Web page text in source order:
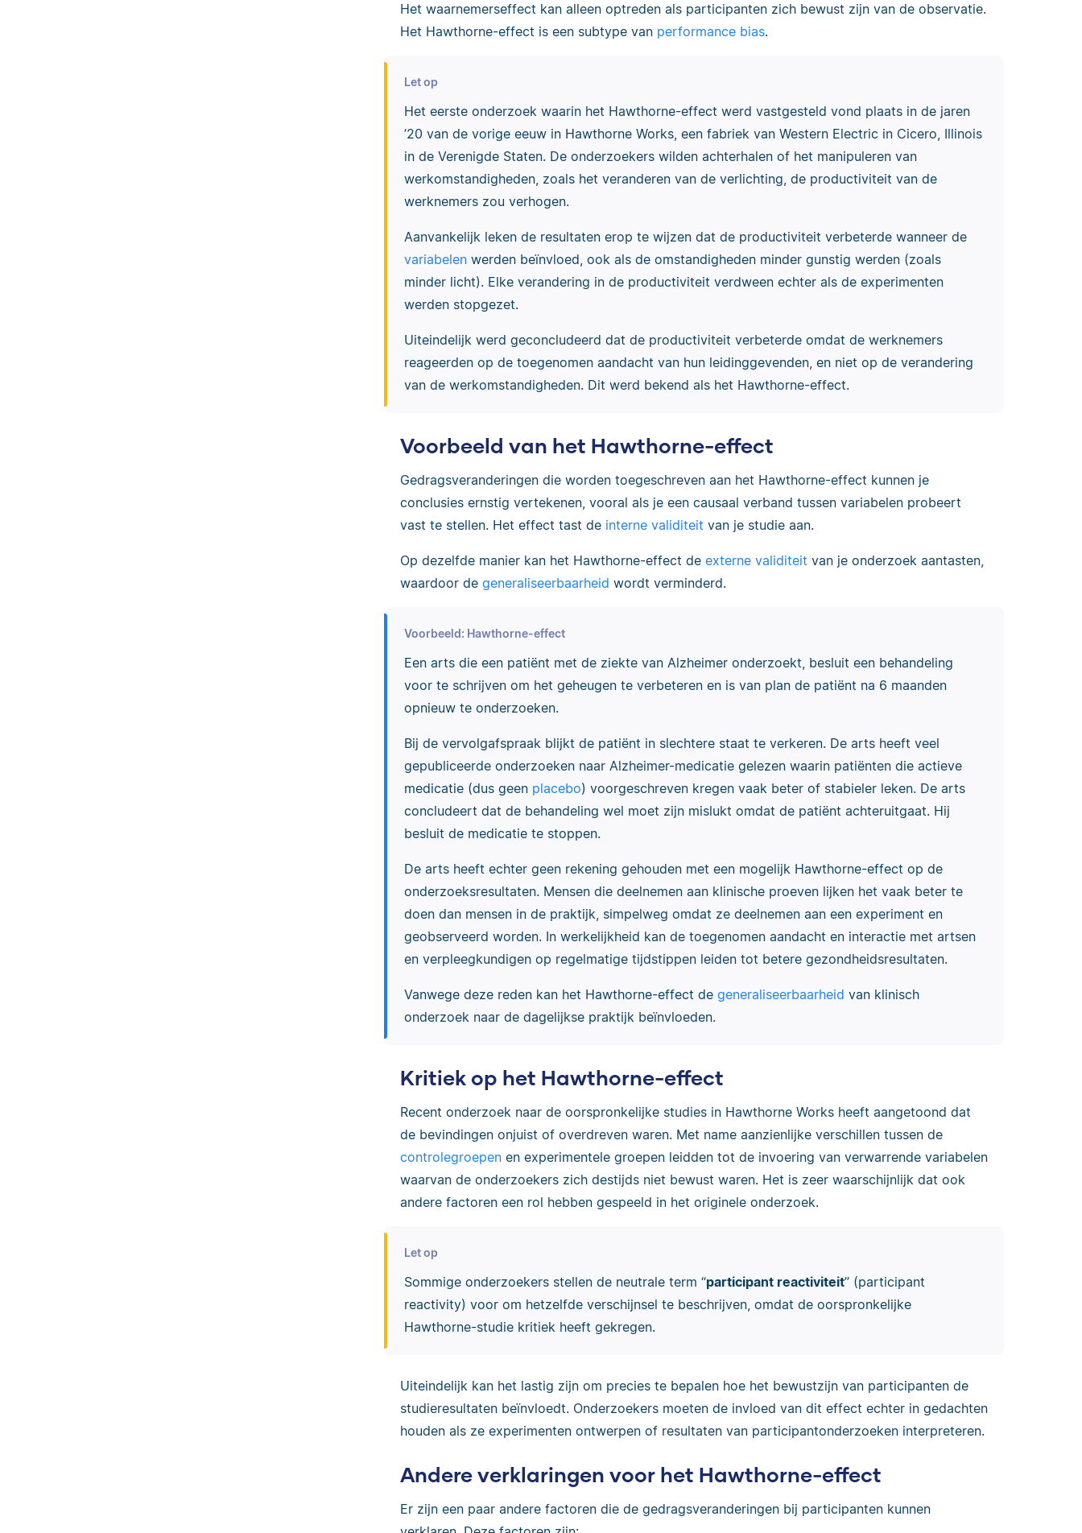
Het waarnemerseffect kan alleen optreden als participanten zich bewust zijn van de observatie.
Het Hawthorne-effect is een subtype van performance bias.
Let op
Het eerste onderzoek waarin het Hawthorne-effect werd vastgesteld vond plaats in de jaren
’20 van de vorige eeuw in Hawthorne Works, een fabriek van Western Electric in Cicero, Illinois
in de Verenigde Staten. De onderzoekers wilden achterhalen of het manipuleren van
werkomstandigheden, zoals het veranderen van de verlichting, de productiviteit van de
werknemers zou verhogen.
Aanvankelijk leken de resultaten erop te wijzen dat de productiviteit verbeterde wanneer de
variabelenwerden beïnvloed, ook als de omstandigheden minder gunstig werden (zoals
minder licht). Elke verandering in de productiviteit verdween echter als de experimenten
werden stopgezet.
Uiteindelijk werd geconcludeerd dat de productiviteit verbeterde omdat de werknemers
reageerden op de toegenomen aandacht van hun leidinggevenden, en niet op de verandering
van de werkomstandigheden. Dit werd bekend als het Hawthorne-effect.
Voorbeeld van het Hawthorne-effect
Gedragsveranderingen die worden toegeschreven aan het Hawthorne-effect kunnen je
conclusies ernstig vertekenen, vooral als je een causaal verband tussen variabelen probeert
vast te stellen. Het effect tast de interne validiteit van je studie aan.
Op dezelfde manier kan het Hawthorne-effect de externe validiteit van je onderzoek aantasten,
waardoor de generaliseerbaarheid wordt verminderd.
Voorbeeld: Hawthorne-effect
Een arts die een patiënt met de ziekte van Alzheimer onderzoekt, besluit een behandeling
voor te schrijven om het geheugen te verbeteren en is van plan de patiënt na 6 maanden
opnieuw te onderzoeken.
Bij de vervolgafspraak blijkt de patiënt in slechtere staat te verkeren. De arts heeft veel
gepubliceerde onderzoeken naar Alzheimer-medicatie gelezen waarin patiënten die actieve
medicatie (dus geen placebo) voorgeschreven kregen vaak beter of stabieler leken. De arts
concludeert dat de behandeling wel moet zijn mislukt omdat de patiënt achteruitgaat. Hij
besluit de medicatie te stoppen.
De arts heeft echter geen rekening gehouden met een mogelijk Hawthorne-effect op de
onderzoeksresultaten. Mensen die deelnemen aan klinische proeven lijken het vaak beter te
doen dan mensen in de praktijk, simpelweg omdat ze deelnemen aan een experiment en
geobserveerd worden. In werkelijkheid kan de toegenomen aandacht en interactie met artsen
en verpleegkundigen op regelmatige tijdstippen leiden tot betere gezondheidsresultaten.
Vanwege deze reden kan het Hawthorne-effect de generaliseerbaarheid van klinisch
onderzoek naar de dagelijkse praktijk beïnvloeden.
Kritiek op het Hawthorne-effect
Recent onderzoek naar de oorspronkelijke studies in Hawthorne Works heeft aangetoond dat
de bevindingen onjuist of overdreven waren. Met name aanzienlijke verschillen tussen de
controlegroepen en experimentele groepen leidden tot de invoering van verwarrende variabelen
waarvan de onderzoekers zich destijds niet bewust waren. Het is zeer waarschijnlijk dat ook
andere factoren een rol hebben gespeeld in het originele onderzoek.
Let op
Sommige onderzoekers stellen de neutrale term “participant reactiviteit” (participant
reactivity) voor om hetzelfde verschijnsel te beschrijven, omdat de oorspronkelijke
Hawthorne-studie kritiek heeft gekregen.
Uiteindelijk kan het lastig zijn om precies te bepalen hoe het bewustzijn van participanten de
studieresultaten beïnvloedt. Onderzoekers moeten de invloed van dit effect echter in gedachten
houden als ze experimenten ontwerpen of resultaten van participantonderzoeken interpreteren.
Andere verklaringen voor het Hawthorne-effect
Er zijn een paar andere factoren die de gedragsveranderingen bij participanten kunnen